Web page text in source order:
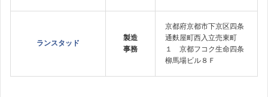
ランスタッド
製造
事務
京都府京都市下京区四条
通麩屋町西入立売東町
１ 京都フコク生命四条
柳馬場ビル８Ｆ